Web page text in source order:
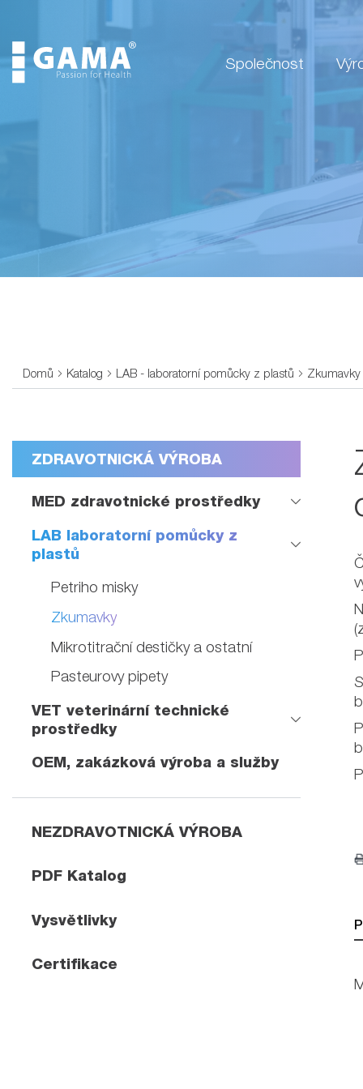
Společnost
Domů Katalog LAB - laboratorní pomůcky z plastů Zkumavky
ZDRAVOTNICKÁ VÝROBA
MED zdravotnické prostředky
LAB laboratorní pomůcky z
plastů
Petriho misky
Zkumavky
Mikrotitrační destičky a ostatní
Pasteurovy pipety
VET veterinární technické
prostředky
OEM, zakázková výroba a služby
NEZDRAVOTNICKÁ VÝROBA
PDF Katalog
Vysvětlivky
Certifikace